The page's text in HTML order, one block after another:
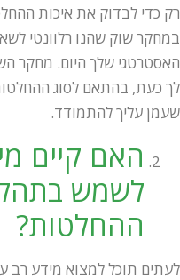
רק כדי לבדוק את איכות
במחקר שוק שהנו רלוונטי
האסטרטגי שלך היום. מחקר
לך כעת, בהתאם לסוג
שעמן עליך להתמודד.
האם קיים
לשמש
ההחלטות?
לעתים תוכל למצוא מידע רב